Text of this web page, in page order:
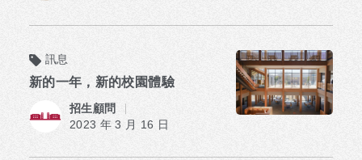
訊息
新的一年，新的校園體驗
招生顧問
2023 年 3 月 16 日